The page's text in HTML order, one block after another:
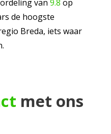
van 9.8 op
de hoogste
Breda, iets waar
met ons